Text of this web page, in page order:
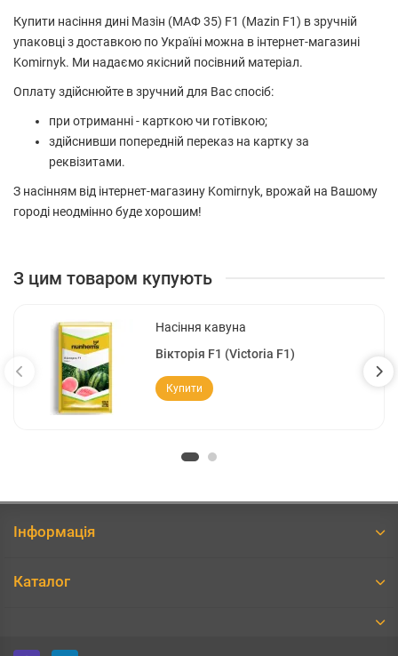
Купити насіння дині Мазін (МАФ 35) F1 (Mazin F1) в зручній
упаковці з доставкою по Україні можна в інтернет-магазині
Komirnyk. Ми надаємо якісний посівний матеріал.
Оплату здійснюйте в зручний для Вас спосіб:
при отриманні - карткою чи готівкою;
здійснивши попередній переказ на картку за
реквізитами.
З насінням від інтернет-магазину Komirnyk, врожай на Вашому
городі неодмінно буде хорошим!
З цим товаром купують
Насіння кавуна
Вікторія F1 (Victoria F1)
Купити
Інформація
Каталог